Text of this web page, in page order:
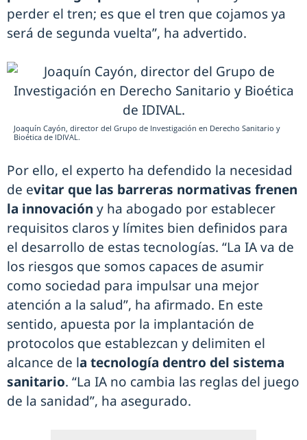
perder el tren; es que el tren que cojamos ya
será de segunda vuelta”, ha advertido.
Joaquín Cayón, director del Grupo de Investigación en Derecho Sanitario y
Bioética de IDIVAL.
Por ello, el experto ha defendido la necesidad
de evitar que las barreras normativas frenen
la innovación y ha abogado por establecer
requisitos claros y límites bien definidos para
el desarrollo de estas tecnologías. “La IA va de
los riesgos que somos capaces de asumir
como sociedad para impulsar una mejor
atención a la salud”, ha afirmado. En este
sentido, apuesta por la implantación de
protocolos que establezcan y delimiten el
alcance de la tecnología dentro del sistema
sanitario. “La IA no cambia las reglas del juego
de la sanidad”, ha asegurado.